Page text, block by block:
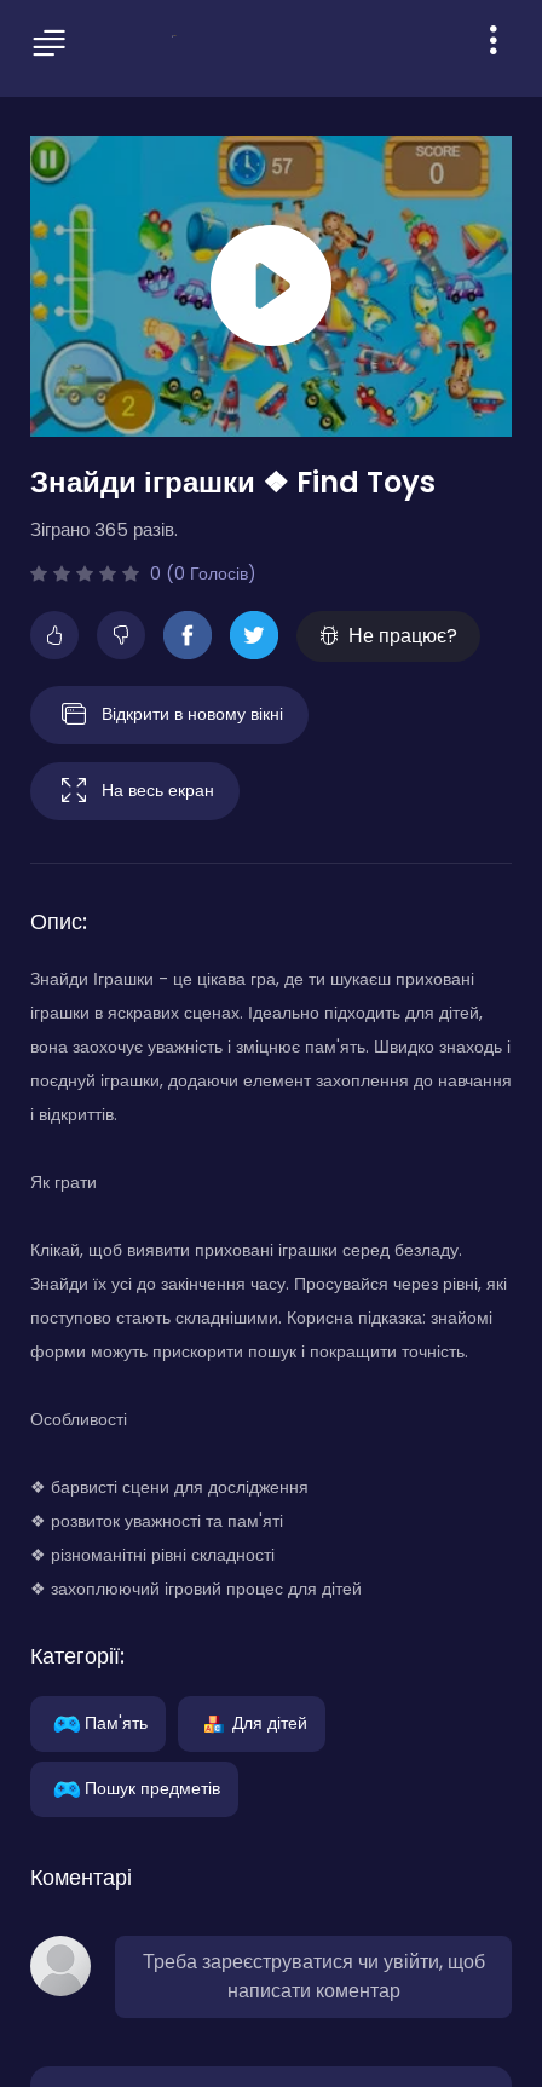
Знайди іграшки ❖ Find Toys
Зіграно 365 разів.
0 (0 Голосів)
Не працює?
Відкрити в новому вікні
На весь екран
Опис:
Знайди Іграшки - це цікава гра, де ти шукаєш приховані
іграшки в яскравих сценах. Ідеально підходить для дітей,
вона заохочує уважність і зміцнює пам'ять. Швидко знаходь і
поєднуй іграшки, додаючи елемент захоплення до навчання
і відкриттів.
Як грати
Клікай, щоб виявити приховані іграшки серед безладу.
Знайди їх усі до закінчення часу. Просувайся через рівні, які
поступово стають складнішими. Корисна підказка: знайомі
форми можуть прискорити пошук і покращити точність.
Особливості
❖ барвисті сцени для дослідження
❖ розвиток уважності та пам'яті
❖ різноманітні рівні складності
❖ захоплюючий ігровий процес для дітей
Категорії:
Пам'ять Для дітей
Пошук предметів
Коментарі
Треба зареєструватися чи увійти, щоб
написати коментар